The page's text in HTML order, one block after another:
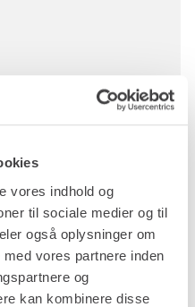
vores indhold og
til sociale medier og til
også oplysninger om
vores partnere inden
og
kan kombinere disse
skifte.